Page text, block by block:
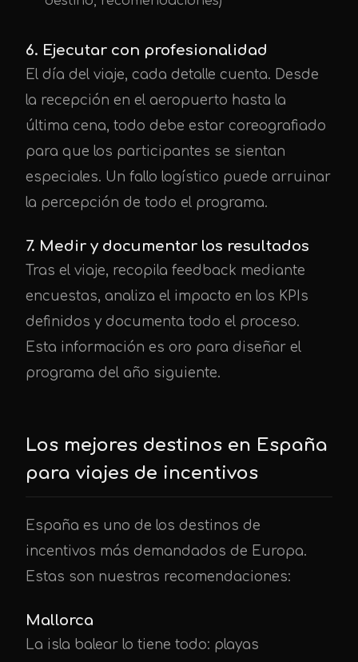
6. Ejecutar con profesionalidad
El día del viaje, cada detalle cuenta. Desde
la recepción en el aeropuerto hasta la
última cena, todo debe estar coreografiado
para que los participantes se sientan
especiales. Un fallo logístico puede arruinar
la percepción de todo el programa.
7. Medir y documentar los resultados
Tras el viaje, recopila feedback mediante
encuestas, analiza el impacto en los KPIs
definidos y documenta todo el proceso.
Esta información es oro para diseñar el
programa del año siguiente.
Los mejores destinos en España
para viajes de incentivos
España es uno de los destinos de
incentivos más demandados de Europa.
Estas son nuestras recomendaciones:
Mallorca
La isla balear lo tiene todo: playas